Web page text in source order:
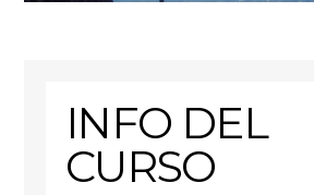
INFO DEL
CURSO